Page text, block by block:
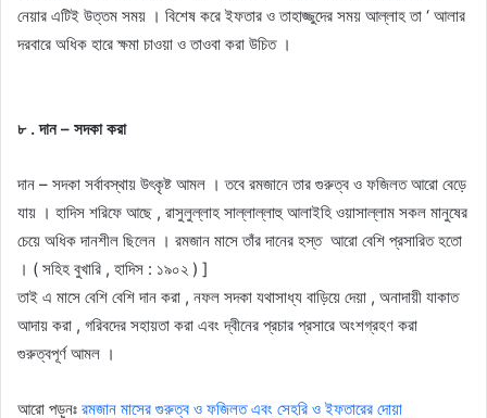
নেয়ার এটিই উত্তম সময় । বিশেষ করে ইফতার ও তাহাজ্জুদের সময় আল্লাহ তা ‘ আলার
দরবারে অধিক হারে ক্ষমা চাওয়া ও তাওবা করা উচিত ।
৮ . দান – সদকা করা
দান – সদকা সর্বাবস্থায় উৎকৃষ্ট আমল । তবে রমজানে তার গুরুত্ব ও ফজিলত আরাে বেড়ে
যায় । হাদিস শরিফে আছে , রাসুলুল্লাহ সাল্লাল্লাহু আলাইহি ওয়াসাল্লাম সকল মানুষের
চেয়ে অধিক দানশীল ছিলেন । রমজান মাসে তাঁর দানের হস্ত আরাে বেশি প্রসারিত হতাে
। ( সহিহ বুখারি , হাদিস : ১৯০২ ) ]
তাই এ মাসে বেশি বেশি দান করা , নফল সদকা যথাসাধ্য বাড়িয়ে দেয়া , অনাদায়ী যাকাত
আদায় করা , গরিবদের সহায়তা করা এবং দ্বীনের প্রচার প্রসারে অংশগ্রহণ করা
গুরুত্বপূর্ণ আমল ।
আরো পড়ুনঃ রমজান মাসের গুরুত্ব ও ফজিলত এবং সেহরি ও ইফতারের দোয়া